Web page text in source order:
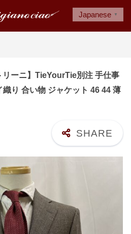
リーニ】TieYourTie別注 手仕事
り 合い物 ジャケット 46 44 薄
Japanese ▼